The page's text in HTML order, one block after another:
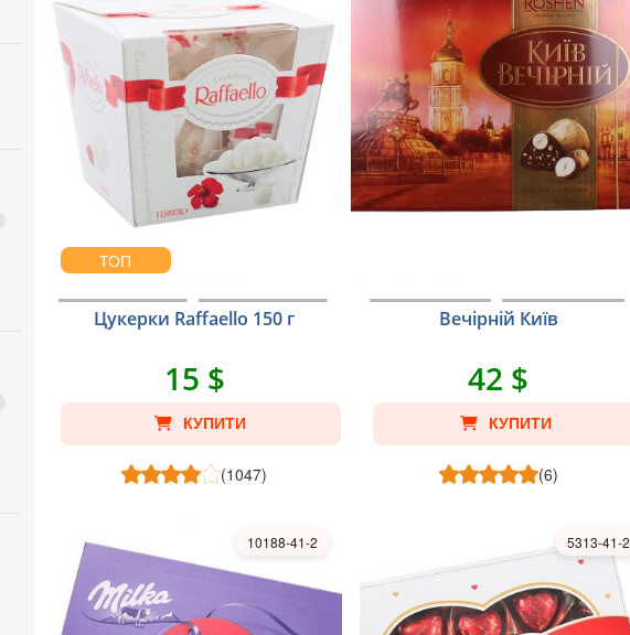
ТОП
Цукерки Raffaello 150 г
15 $
КУПИТИ
(1047)
Вечірній Київ
42 $
КУПИТИ
(6)
10188-41-2 5313-41-2